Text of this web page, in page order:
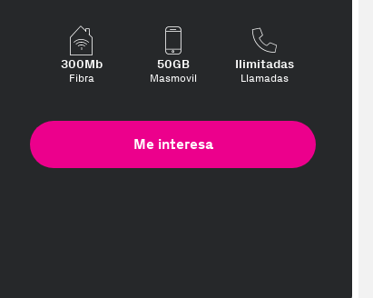
300Mb
Fibra
50GB
Masmovil
Ilimitadas
Llamadas
Me interesa